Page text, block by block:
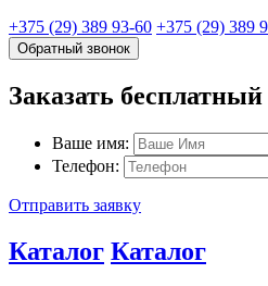
+375 (29) 389 93-60 +375 (29) 389
Обратный звонок
Заказать бесплатный
Ваше имя:
Телефон:
Отправить заявку
Каталог Каталог